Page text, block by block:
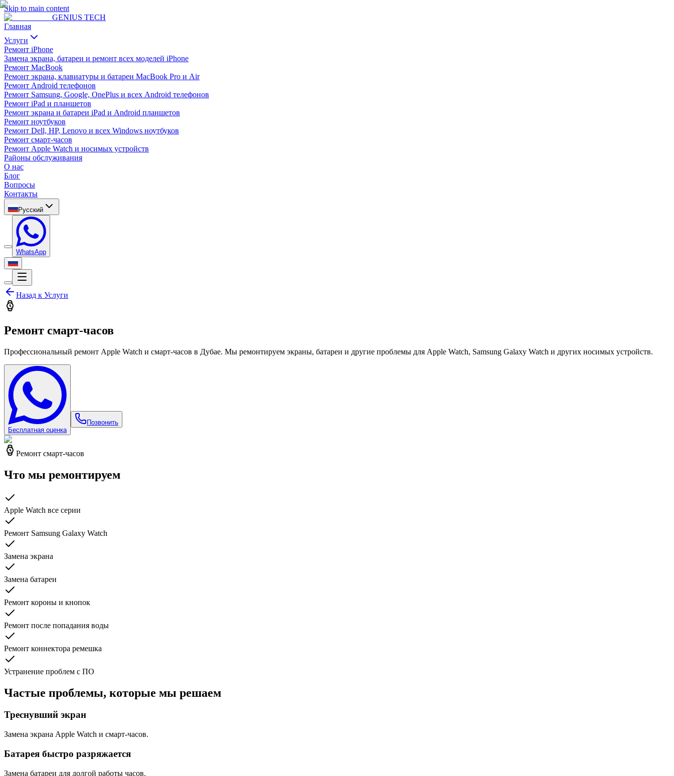
Skip to main content
GENIUS TECH
Главная
Услуги
Ремонт iPhone
Замена экрана, батареи и ремонт всех моделей iPhone
Ремонт MacBook
Ремонт экрана, клавиатуры и батареи MacBook Pro и Air
Ремонт Android телефонов
Ремонт Samsung, Google, OnePlus и всех Android телефонов
Ремонт iPad и планшетов
Ремонт экрана и батареи iPad и Android планшетов
Ремонт ноутбуков
Ремонт Dell, HP, Lenovo и всех Windows ноутбуков
Ремонт смарт-часов
Ремонт Apple Watch и носимых устройств
Районы обслуживания
О нас
Блог
Вопросы
Контакты
Русский
WhatsApp
Назад к Услуги
Ремонт смарт-часов
Профессиональный ремонт Apple Watch и смарт-часов в Дубае. Мы ремонтируем экраны, батареи и другие проблемы для Apple Watch, Samsung Galaxy Watch и других носимых устройств.
Бесплатная оценка
Позвонить
Ремонт смарт-часов
Что мы ремонтируем
Apple Watch все серии
Ремонт Samsung Galaxy Watch
Замена экрана
Замена батареи
Ремонт короны и кнопок
Ремонт после попадания воды
Ремонт коннектора ремешка
Устранение проблем с ПО
Частые проблемы, которые мы решаем
Треснувший экран
Замена экрана Apple Watch и смарт-часов.
Батарея быстро разряжается
Замена батареи для долгой работы часов.